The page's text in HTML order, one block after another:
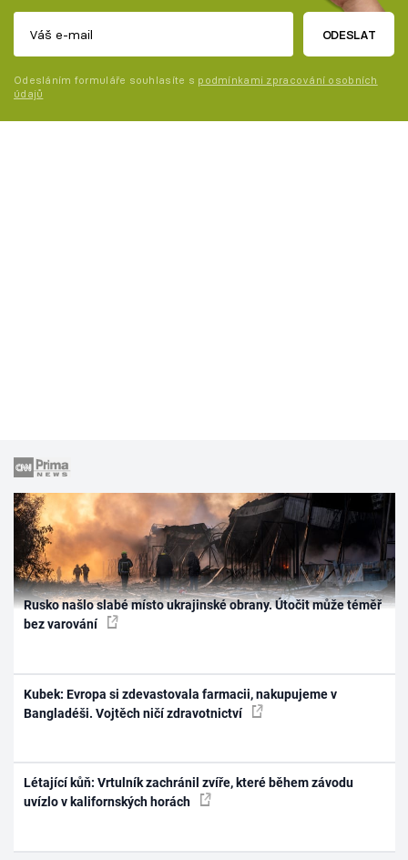
ODESLAT
Odesláním formuláře souhlasíte s podmínkami zpracování osobních
údajů
Rusko našlo slabé místo ukrajinské obrany. Útočit může téměř
bez varování
Kubek: Evropa si zdevastovala farmacii, nakupujeme v
Bangladéši. Vojtěch ničí zdravotnictví
Létající kůň: Vrtulník zachránil zvíře, které během závodu
uvízlo v kalifornských horách